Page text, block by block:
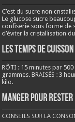
C’est du sucre non
Le glucose sucre
confiserie sous forme de
d’éviter la cristallisation
LES TEMPS DE CUISSON
RÔTI : 15 minutes par
grammes. BRAISÉS : 3
kilo.
Manger pour rester
CONSEILS SUR LA